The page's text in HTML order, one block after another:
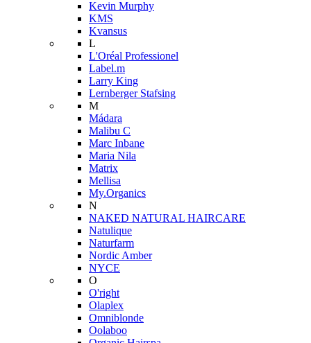
Kevin Murphy
KMS
Kvansus
L
L'Oréal Professionel
Label.m
Larry King
Lernberger Stafsing
M
Mádara
Malibu C
Marc Inbane
Maria Nila
Matrix
Mellisa
My.Organics
N
NAKED NATURAL HAIRCARE
Natulique
Naturfarm
Nordic Amber
NYCE
O
O'right
Olaplex
Omniblonde
Oolaboo